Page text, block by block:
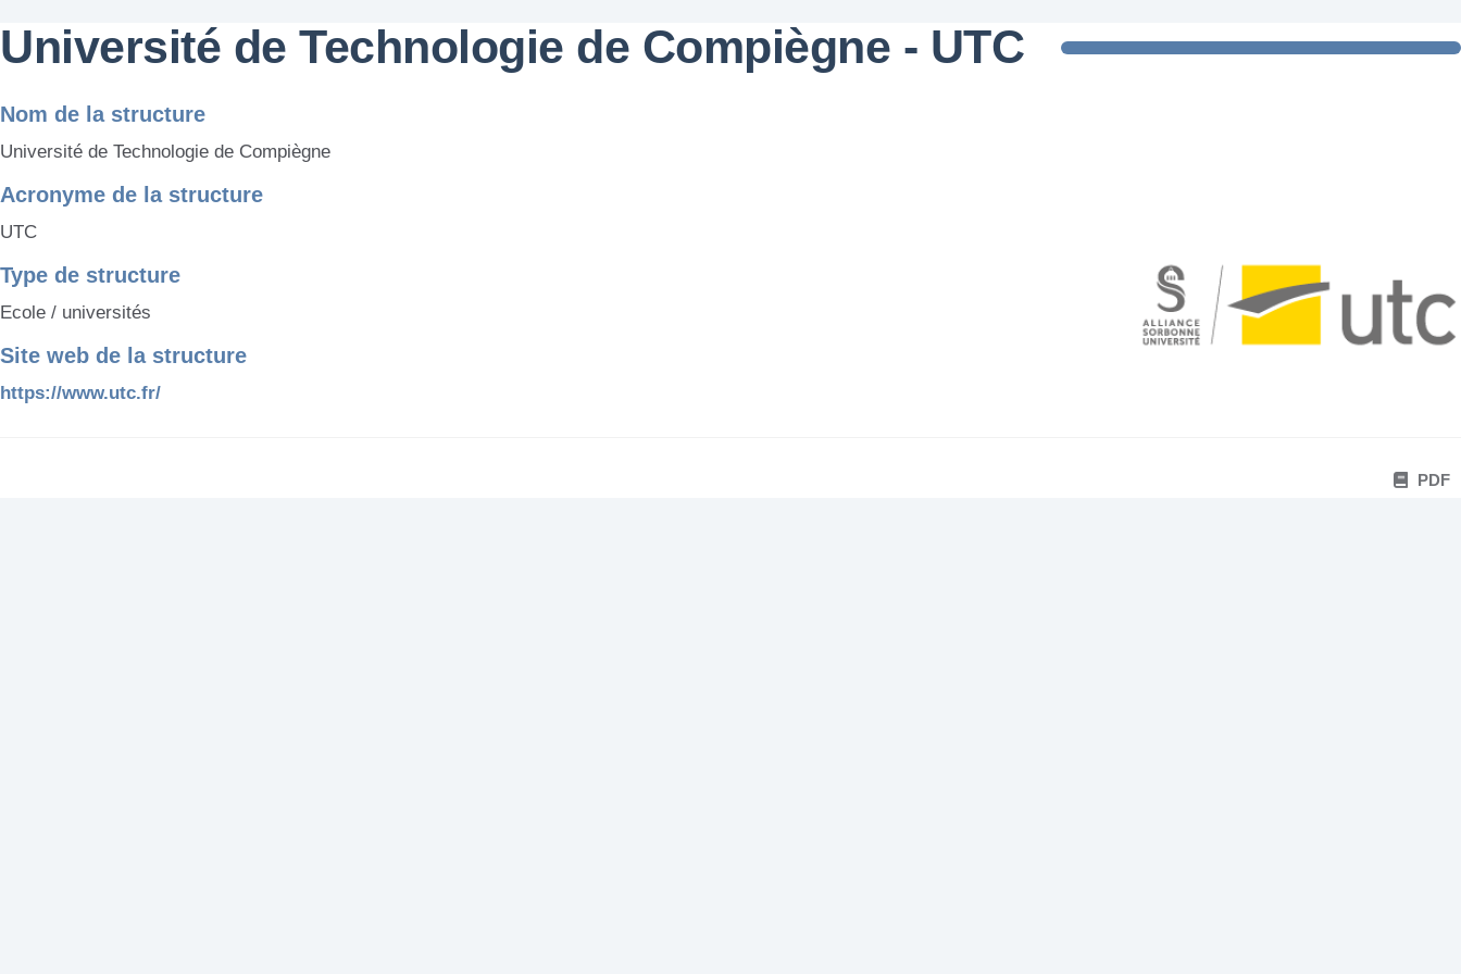
Université de Technologie de Compiègne - UTC
Nom de la structure
Université de Technologie de Compiègne
Acronyme de la structure
UTC
Type de structure
Ecole / universités
Site web de la structure
https://www.utc.fr/
PDF